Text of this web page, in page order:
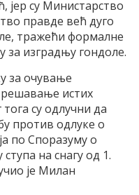
јер су Министарство
правде већ дуго
тражећи формалне
за изградњу гондоле.
за очување
решавање истих
су одлучни да
против одлуке о
по Споразуму о
на снагу од 1.
је Милан